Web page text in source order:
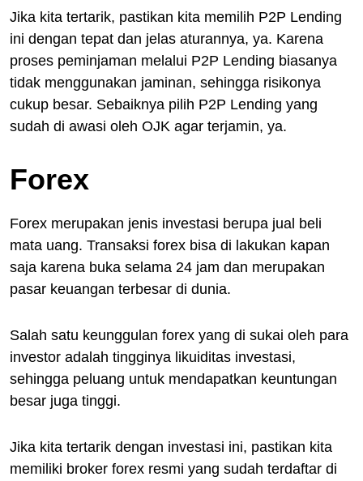
Jika kita tertarik, pastikan kita memilih P2P Lending
ini dengan tepat dan jelas aturannya, ya. Karena
proses peminjaman melalui P2P Lending biasanya
tidak menggunakan jaminan, sehingga risikonya
cukup besar. Sebaiknya pilih P2P Lending yang
sudah di awasi oleh OJK agar terjamin, ya.
Forex
Forex merupakan jenis investasi berupa jual beli
mata uang. Transaksi forex bisa di lakukan kapan
saja karena buka selama 24 jam dan merupakan
pasar keuangan terbesar di dunia.
Salah satu keunggulan forex yang di sukai oleh para
investor adalah tingginya likuiditas investasi,
sehingga peluang untuk mendapatkan keuntungan
besar juga tinggi.
Jika kita tertarik dengan investasi ini, pastikan kita
memiliki broker forex resmi yang sudah terdaftar di